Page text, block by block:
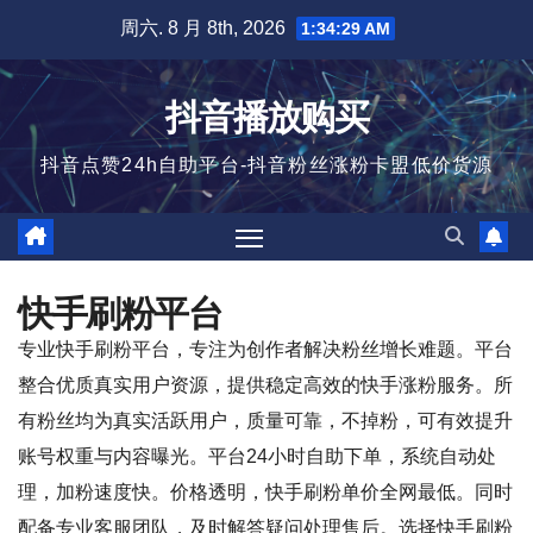
内
容
周六. 8 月 8th, 2026 1:34:29 AM
抖音播放购买
抖音点赞24h自助平台-抖音粉丝涨粉卡盟低价货源
快手刷粉平台
专业快手刷粉平台，专注为创作者解决粉丝增长难题。平台
整合优质真实用户资源，提供稳定高效的快手涨粉服务。所
有粉丝均为真实活跃用户，质量可靠，不掉粉，可有效提升
账号权重与内容曝光。平台24小时自助下单，系统自动处
理，加粉速度快。价格透明，快手刷粉单价全网最低。同时
配备专业客服团队，及时解答疑问处理售后。选择快手刷粉